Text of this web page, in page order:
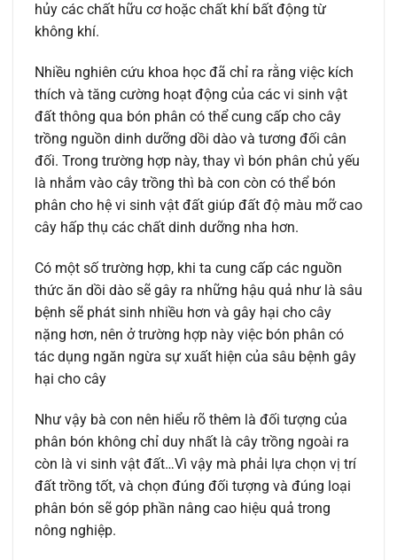
hủy các chất hữu cơ hoặc chất khí bất động từ
không khí.
Nhiều nghiên cứu khoa học đã chỉ ra rằng việc kích
thích và tăng cường hoạt động của các vi sinh vật
đất thông qua bón phân có thể cung cấp cho cây
trồng nguồn dinh dưỡng dồi dào và tương đối cân
đối. Trong trường hợp này, thay vì bón phân chủ yếu
là nhắm vào cây trồng thì bà con còn có thể bón
phân cho hệ vi sinh vật đất giúp đất độ màu mỡ cao
cây hấp thụ các chất dinh dưỡng nha hơn.
Có một số trường hợp, khi ta cung cấp các nguồn
thức ăn dồi dào sẽ gây ra những hậu quả như là sâu
bệnh sẽ phát sinh nhiều hơn và gây hại cho cây
nặng hơn, nên ở trường hợp này việc bón phân có
tác dụng ngăn ngừa sự xuất hiện của sâu bệnh gây
hại cho cây
Như vậy bà con nên hiểu rõ thêm là đối tượng của
phân bón không chỉ duy nhất là cây trồng ngoài ra
còn là vi sinh vật đất…Vì vậy mà phải lựa chọn vị trí
đất trồng tốt, và chọn đúng đối tượng và đúng loại
phân bón sẽ góp phần nâng cao hiệu quả trong
nông nghiệp.